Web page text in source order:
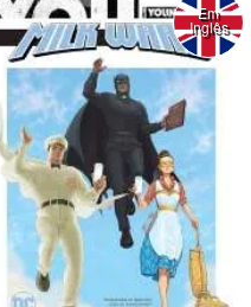
Em
Inglês